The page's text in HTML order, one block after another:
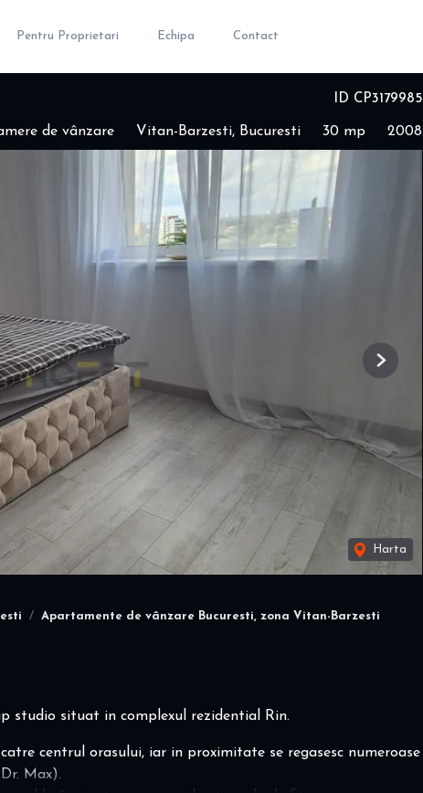
Pentru Proprietari Echipa Contact
ID CP3179985
de vânzare Vitan-Barzesti, Bucuresti 30 mp 2008
Harta
Next
Apartamente de vânzare Bucuresti, zona Vitan-Barzesti
studio situat in complexul rezidential Rin.
centrul orasului, iar in proximitate se regasesc numeroase
Max).